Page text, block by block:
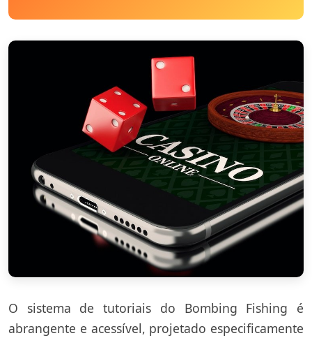
O sistema de tutoriais do Bombing Fishing é
abrangente e acessível, projetado especificamente